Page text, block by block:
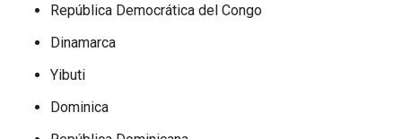
República Democrática del Congo
Dinamarca
Yibuti
Dominica